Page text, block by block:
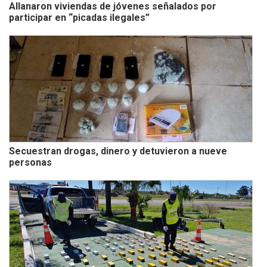
Allanaron viviendas de jóvenes señalados por
participar en “picadas ilegales”
Secuestran drogas, dinero y detuvieron a nueve
personas